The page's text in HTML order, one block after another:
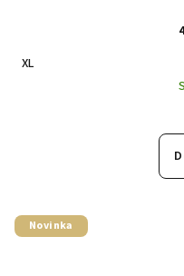
XL
Novinka